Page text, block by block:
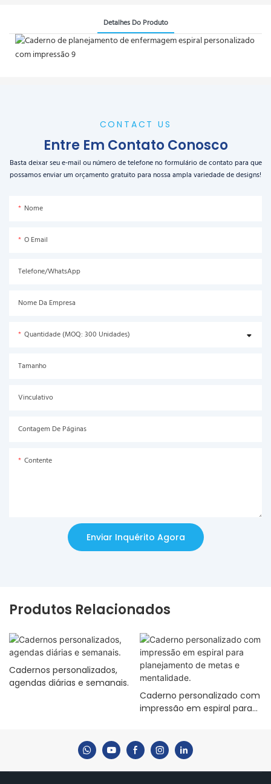
Detalhes Do Produto
CONTACT US
Entre Em Contato Conosco
Basta deixar seu e-mail ou número de telefone no formulário de contato para que
possamos enviar um orçamento gratuito para nossa ampla variedade de designs!
Nome
O Email
Telefone/WhatsApp
Nome Da Empresa
Quantidade (MOQ: 300 Unidades)
Tamanho
Vinculativo
Contagem De Páginas
Contente
Enviar Inquérito Agora
Produtos Relacionados
Cadernos personalizados,
agendas diárias e semanais.
Caderno personalizado com
impressão em espiral para